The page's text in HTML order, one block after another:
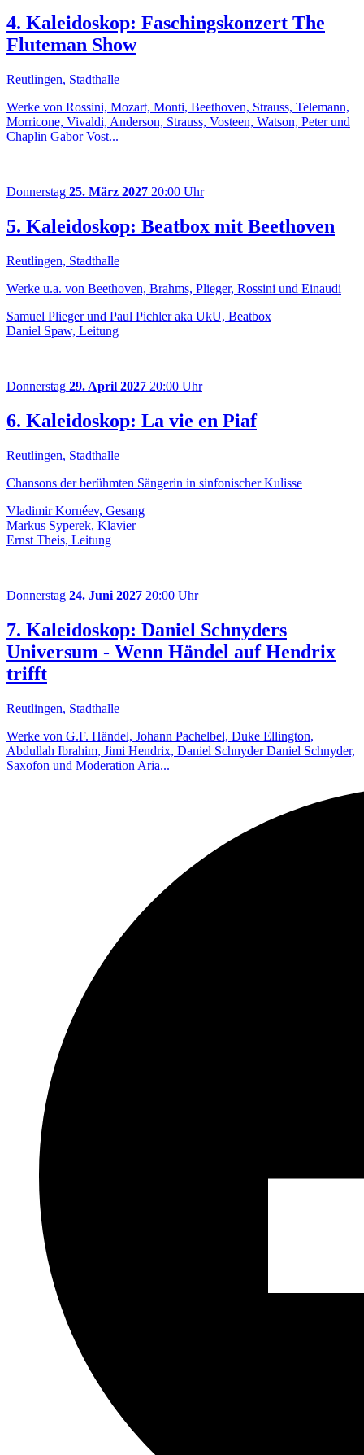
4. Kaleidoskop: Faschingskonzert The
Fluteman Show
Reutlingen, Stadthalle
Werke von Rossini, Mozart, Monti, Beethoven, Strauss, Telemann,
Morricone, Vivaldi, Anderson, Strauss, Vosteen, Watson, Peter und
Chaplin Gabor Vost...
Donnerstag 25. März 2027 20:00 Uhr
5. Kaleidoskop: Beatbox mit Beethoven
Reutlingen, Stadthalle
Werke u.a. von Beethoven, Brahms, Plieger, Rossini und Einaudi
Samuel Plieger und Paul Pichler aka UkU, Beatbox
Daniel Spaw, Leitung
Donnerstag 29. April 2027 20:00 Uhr
6. Kaleidoskop: La vie en Piaf
Reutlingen, Stadthalle
Chansons der berühmten Sängerin in sinfonischer Kulisse
Vladimir Kornéev, Gesang
Markus Syperek, Klavier
Ernst Theis, Leitung
Donnerstag 24. Juni 2027 20:00 Uhr
7. Kaleidoskop: Daniel Schnyders
Universum - Wenn Händel auf Hendrix
trifft
Reutlingen, Stadthalle
Werke von G.F. Händel, Johann Pachelbel, Duke Ellington,
Abdullah Ibrahim, Jimi Hendrix, Daniel Schnyder Daniel Schnyder,
Saxofon und Moderation Aria...